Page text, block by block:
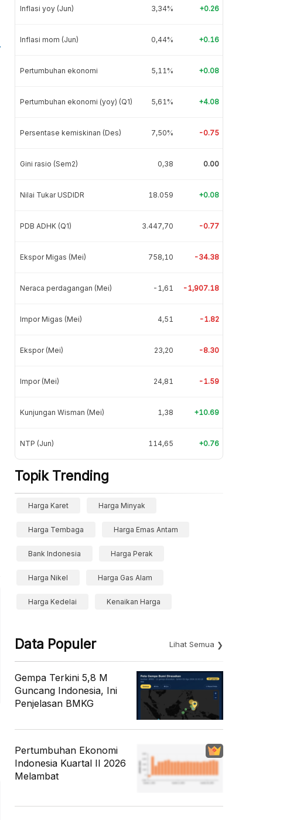
Inflasi yoy (Jun) 3,34% +0.26
Inflasi mom (Jun) 0,44% +0.16
Pertumbuhan ekonomi 5,11% +0.08
Pertumbuhan ekonomi (yoy) (Q1) 5,61% +4.08
Persentase kemiskinan (Des) 7,50% -0.75
Gini rasio (Sem2) 0,38 0.00
Nilai Tukar USDIDR 18.059 +0.08
PDB ADHK (Q1) 3.447,70 -0.77
Ekspor Migas (Mei) 758,10 -34.38
Neraca perdagangan (Mei) -1,61 -1,907.18
Impor Migas (Mei) 4,51 -1.82
Ekspor (Mei) 23,20 -8.30
Impor (Mei) 24,81 -1.59
Kunjungan Wisman (Mei) 1,38 +10.69
NTP (Jun) 114,65 +0.76
Topik Trending
Harga Karet Harga Minyak
Harga Tembaga Harga Emas Antam
Bank Indonesia Harga Perak
Harga Nikel Harga Gas Alam
Harga Kedelai Kenaikan Harga
Data Populer Lihat Semua
Gempa Terkini 5,8 M
Guncang Indonesia, Ini
Penjelasan BMKG
Pertumbuhan Ekonomi
Indonesia Kuartal II 2026
Melambat